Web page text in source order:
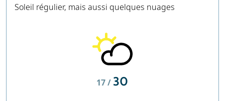
Soleil régulier, mais aussi quelques nuages
17 / 30